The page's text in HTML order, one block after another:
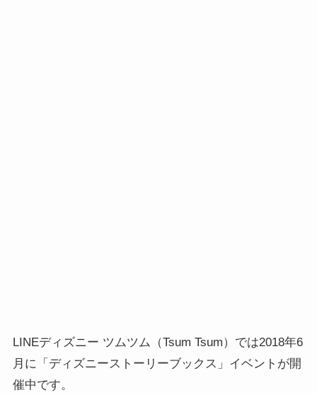
LINEディズニー ツムツム（Tsum Tsum）では2018年6
月に「ディズニーストーリーブックス」イベントが開
催中です。